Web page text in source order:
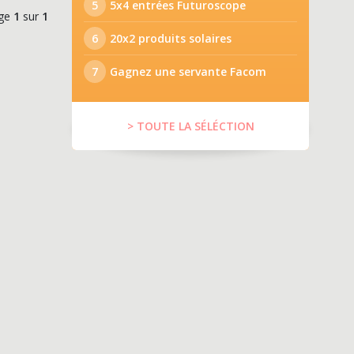
1 sur 1
5 5x4 entrées Futuroscope
6 20x2 produits solaires
7 Gagnez une servante Facom
> TOUTE LA SÉLÉCTION